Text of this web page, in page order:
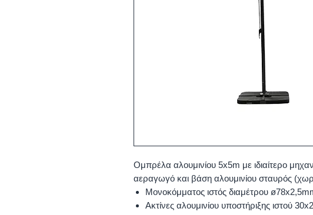
Ομπρέλα αλουμινίου 5x5m με ιδιαίτερο
αεραγωγό και βάση αλουμινίου σταυρός
Μονοκόμματος ιστός διαμέτρου
Ακτίνες αλουμινίου υποστήριξης ιστού